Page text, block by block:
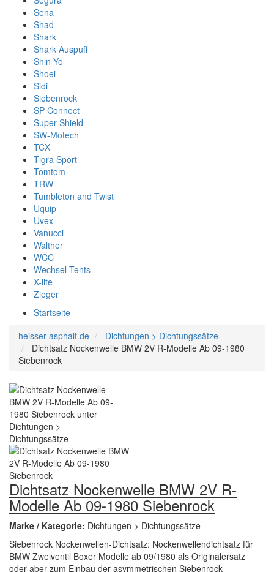
Sena
Shad
Shark
Shark Auspuff
Shin Yo
Shoei
Sidi
Siebenrock
SP Connect
Super Shield
SW-Motech
TCX
Tigra Sport
Tomtom
TRW
Tumbleton and Twist
Uquip
Uvex
Vanucci
Walther
WCC
Wechsel Tents
X-lite
Zieger
Startseite
heisser-asphalt.de
Dichtungen > Dichtungssätze
Dichtsatz Nockenwelle BMW 2V R-Modelle Ab 09-1980
Siebenrock
Dichtsatz Nockenwelle BMW 2V R-
Modelle Ab 09-1980 Siebenrock
Marke / Kategorie: Dichtungen > Dichtungssätze
Siebenrock Nockenwellen-Dichtsatz: Nockenwellendichtsatz für
BMW Zweiventil Boxer Modelle ab 09/1980 als Originalersatz
oder aber zum Einbau der asymmetrischen Siebenrock